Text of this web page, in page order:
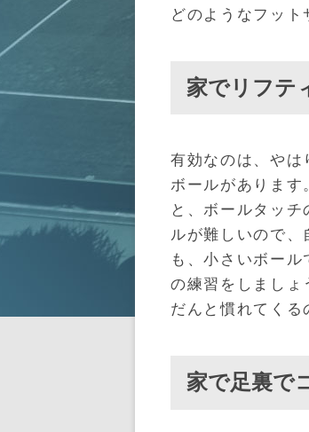
どのようなフット
家でリフテ
有効なのは、やは
ボールがあります
と、ボールタッ
ルが難しいので、
も、小さいボー
の練習をしましょ
だんと慣れてくる
家で足裏で